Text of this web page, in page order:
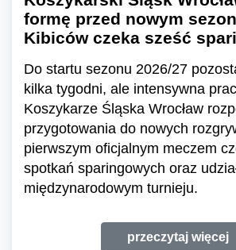
formę przed nowym
Kibiców czeka sześć
Do startu sezonu 2026/27
kilka tygodni, ale intensywna
Koszykarze Śląska Wrocław
przygotowania do nowych
pierwszym oficjalnym meczem
spotkań sparingowych oraz
międzynarodowym turnieju.
przeczytaj więcej